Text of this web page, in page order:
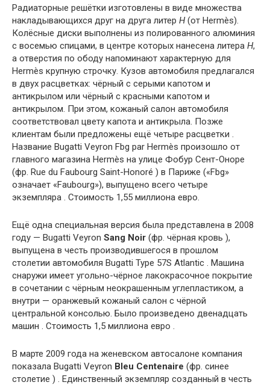
Радиаторные решётки изготовлены в виде множества
накладывающихся друг на друга литер Н(от Hermès).
Колёсные диски выполнены из полированного алюминия
с восемью спицами, в центре которых нанесена литера Н,
а отверстия по ободу напоминают характерную для
Hermès крупную строчку. Кузов автомобиля предлагался
в двух расцветках: чёрный с серыми капотом и
антикрылом или чёрный с красными капотом и
антикрылом. При этом, кожаный салон автомобиля
соответствовал цвету капота и антикрыла. Позже
клиентам были предложены ещё четыре расцветки .
Название Bugatti Veyron Fbg par Hermès произошло от
главного магазина Hermès на улице Фобур Сент-Оноре
(фр. Rue du Faubourg Saint-Honoré ) в Париже («Fbg»
означает «Faubourg»), выпущено всего четыре
экземпляра . Стоимость 1,55 миллиона евро.
Ещё одна специальная версия была представлена в 2008
году — Bugatti Veyron Sang Noir (фр. чёрная кровь ),
выпущена в честь производившегося в прошлом
столетии автомобиля Bugatti Type 57S Atlantic . Машина
снаружи имеет угольно-чёрное лакокрасочное покрытие
в сочетании с чёрным неокрашенным углепластиком, а
внутри — оранжевый кожаный салон с чёрной
центральной консолью. Было произведено двенадцать
машин . Стоимость 1,5 миллиона евро .
В марте 2009 года на женевском автосалоне компания
показала Bugatti Veyron Bleu Centenaire (фр. синее
столетие ) . Единственный экземпляр созданный в честь